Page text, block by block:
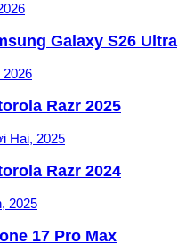
Galaxy S26 Ultra
2026
Razr 2025
Hai, 2025
Razr 2024
2025
17 Pro Max